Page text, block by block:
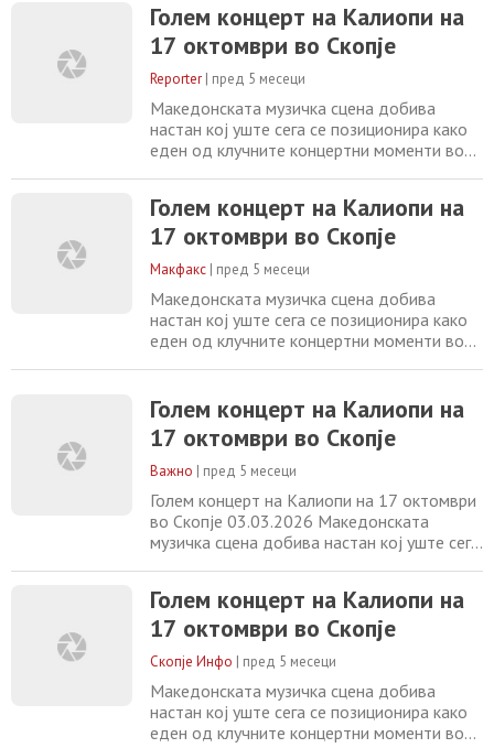
Голем концерт на Калиопи на
17 октомври во Скопје
Reporter | пред 5 месеци
Македонската музичка сцена добива
настан кој уште сега се позиционира како
еден од клучните концертни моменти во
ќе одржи голем солистички концерт. По
целосно распродадената арена „Борис
Трајковски“ во 2024 година и четирите
последователно распродадени концерти
во 2025 година во
Голем концерт на Калиопи на
17 октомври во Скопје
Макфакс | пред 5 месеци
Македонската музичка сцена добива
настан кој уште сега се позиционира како
еден од клучните концертни моменти во
ќе одржи голем солистички концерт. По
целосно распродадената арена „Борис
Трајковски“ во 2024 година и четирите
последователно распродадени концерти
Голем концерт на Калиопи на
17 октомври во Скопје
Важно | пред 5 месеци
Голем концерт на Калиопи на 17 октомври
во Скопје 03.03.2026 Македонската
музичка сцена добива настан кој уште сега
октомври, во најголемата арена во
државата, Калиопи ќе одржи голем
солистички концерт. По целосно
распродадената арена „Борис Трајковски“
во 2024 година и четирите
Голем концерт на Калиопи на
17 октомври во Скопје
Скопје Инфо | пред 5 месеци
Македонската музичка сцена добива
настан кој уште сега се позиционира како
еден од клучните концертни моменти во